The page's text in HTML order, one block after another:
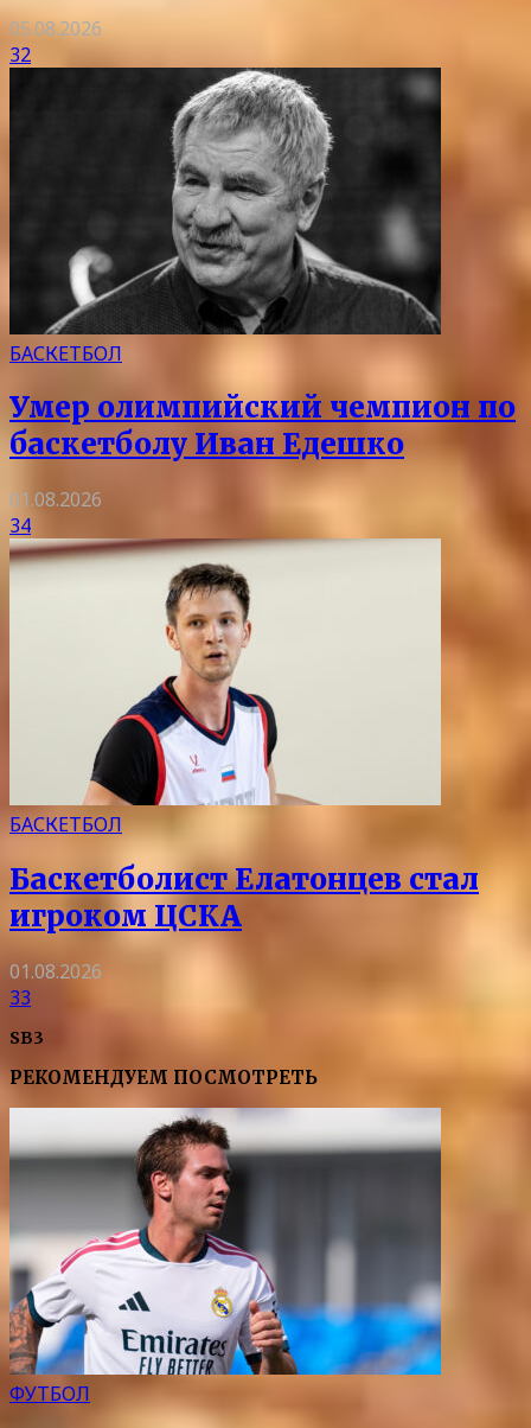
05.08.2026
32
БАСКЕТБОЛ
Умер олимпийский чемпион по
баскетболу Иван Едешко
01.08.2026
34
БАСКЕТБОЛ
Баскетболист Елатонцев стал
игроком ЦСКА
01.08.2026
33
SB3
РЕКОМЕНДУЕМ ПОСМОТРЕТЬ
ФУТБОЛ